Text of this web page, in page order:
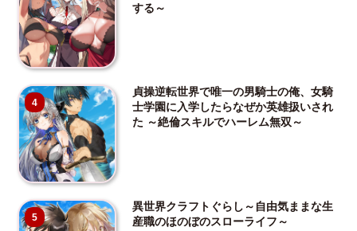
する～
4
貞操逆転世界で唯一の男騎士の俺、女騎
士学園に入学したらなぜか英雄扱いされ
た ～絶倫スキルでハーレム無双～
5
異世界クラフトぐらし～自由気ままな生
産職のほのぼのスローライフ～